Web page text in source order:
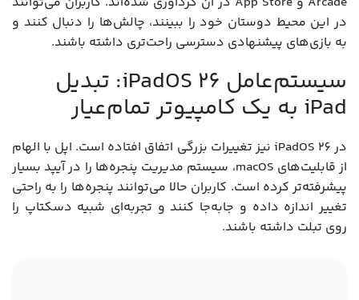
در این محیط دوستان خود را ببینند، چالش‌ها را دنبال کنند و
به بازی‌های پیشنهادی دسترسی راحت‌تری داشته باشند.
سیستم‌عامل iPadOS 26: تبدیل
iPad به یک کامپیوتر تمام‌عیار
در iPadOS 26 نیز تغییرات بزرگی اتفاق افتاده است. اپل با الهام
از قابلیت‌های macOS، سیستم مدیریت پنجره‌ها را در آیپد بسیار
پیشرفته‌تر کرده است. کاربران حالا می‌توانند پنجره‌ها را به راحتی
تغییر اندازه داده و جابه‌جا کنند و تجربه‌ای شبیه دسکتاپ را
روی تبلت داشته باشند.